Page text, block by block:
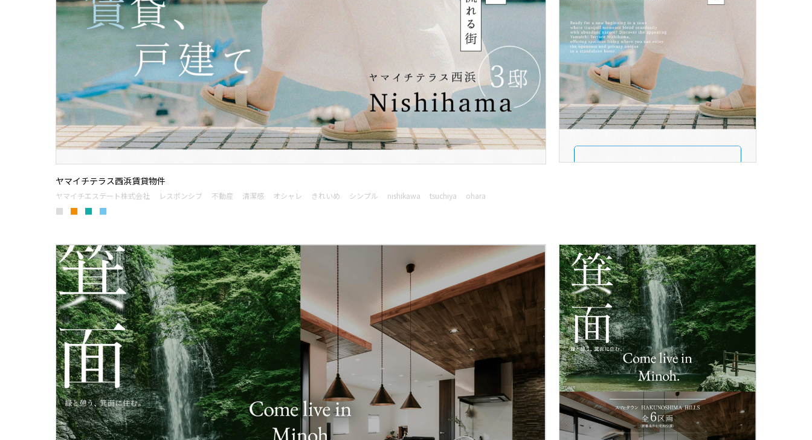
ヤマイチテラス西浜賃貸物件
ヤマイチエステート株式会社 レスポンシブ 不動産 清潔感 オシャレ きれいめ シンプル nishikawa tsuchiya ohara
■ ■ ■ ■